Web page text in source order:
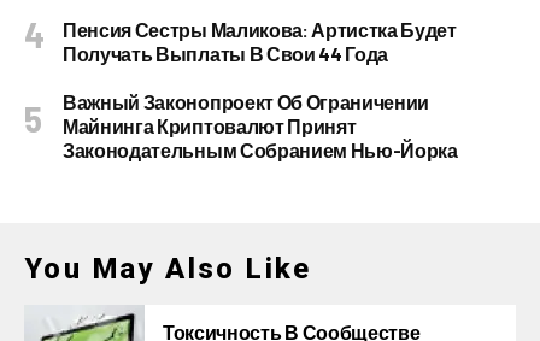
Пенсия Сестры Маликова: Артистка Будет
Получать Выплаты В Свои 44 Года
Важный Законопроект Об Ограничении
Майнинга Криптовалют Принят
Законодательным Собранием Нью-Йорка
You May Also Like
Токсичность В Сообществе